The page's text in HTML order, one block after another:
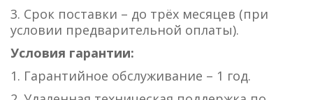
3. Срок поставки – до трёх месяцев (при
условии предварительной оплаты).
Условия гарантии:
1. Гарантийное обслуживание – 1 год.